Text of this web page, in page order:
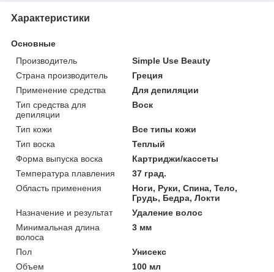
Характеристики
Основные
Производитель
Simple Use Beauty
Страна производитель
Греция
Применение средства
Для депиляции
Тип средства для
депиляции
Воск
Тип кожи
Все типы кожи
Тип воска
Теплый
Форма выпуска воска
Картриджи/кассеты
Температура плавления
37 град.
Область применения
Ноги, Руки, Спина, Тело,
Грудь, Бедра, Локти
Назначение и результат
Удаление волос
Минимальная длина
волоса
3 мм
Пол
Унисекс
Объем
100 мл